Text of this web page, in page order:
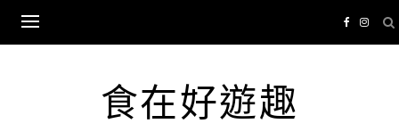
content
食在好遊趣